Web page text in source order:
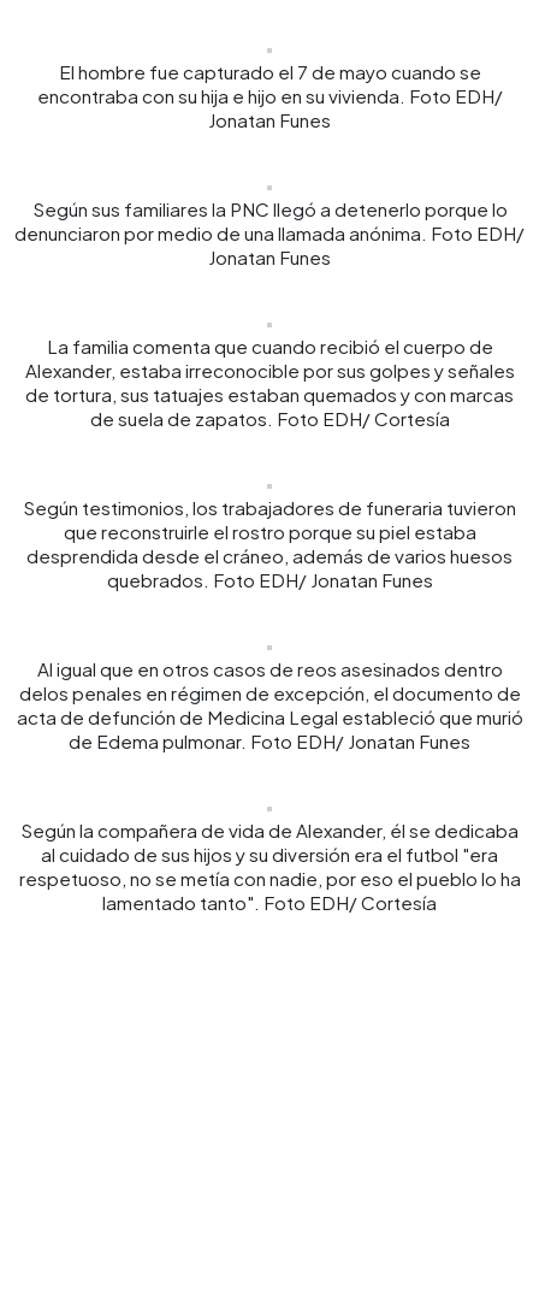
El hombre fue capturado el 7 de mayo cuando se
encontraba con su hija e hijo en su vivienda. Foto EDH/
Jonatan Funes
Según sus familiares la PNC llegó a detenerlo porque lo
denunciaron por medio de una llamada anónima. Foto EDH/
Jonatan Funes
La familia comenta que cuando recibió el cuerpo de
Alexander, estaba irreconocible por sus golpes y señales
de tortura, sus tatuajes estaban quemados y con marcas
de suela de zapatos. Foto EDH/ Cortesía
Según testimonios, los trabajadores de funeraria tuvieron
que reconstruirle el rostro porque su piel estaba
desprendida desde el cráneo, además de varios huesos
quebrados. Foto EDH/ Jonatan Funes
Al igual que en otros casos de reos asesinados dentro
delos penales en régimen de excepción, el documento de
acta de defunción de Medicina Legal estableció que murió
de Edema pulmonar. Foto EDH/ Jonatan Funes
Según la compañera de vida de Alexander, él se dedicaba
al cuidado de sus hijos y su diversión era el futbol "era
respetuoso, no se metía con nadie, por eso el pueblo lo ha
lamentado tanto". Foto EDH/ Cortesía